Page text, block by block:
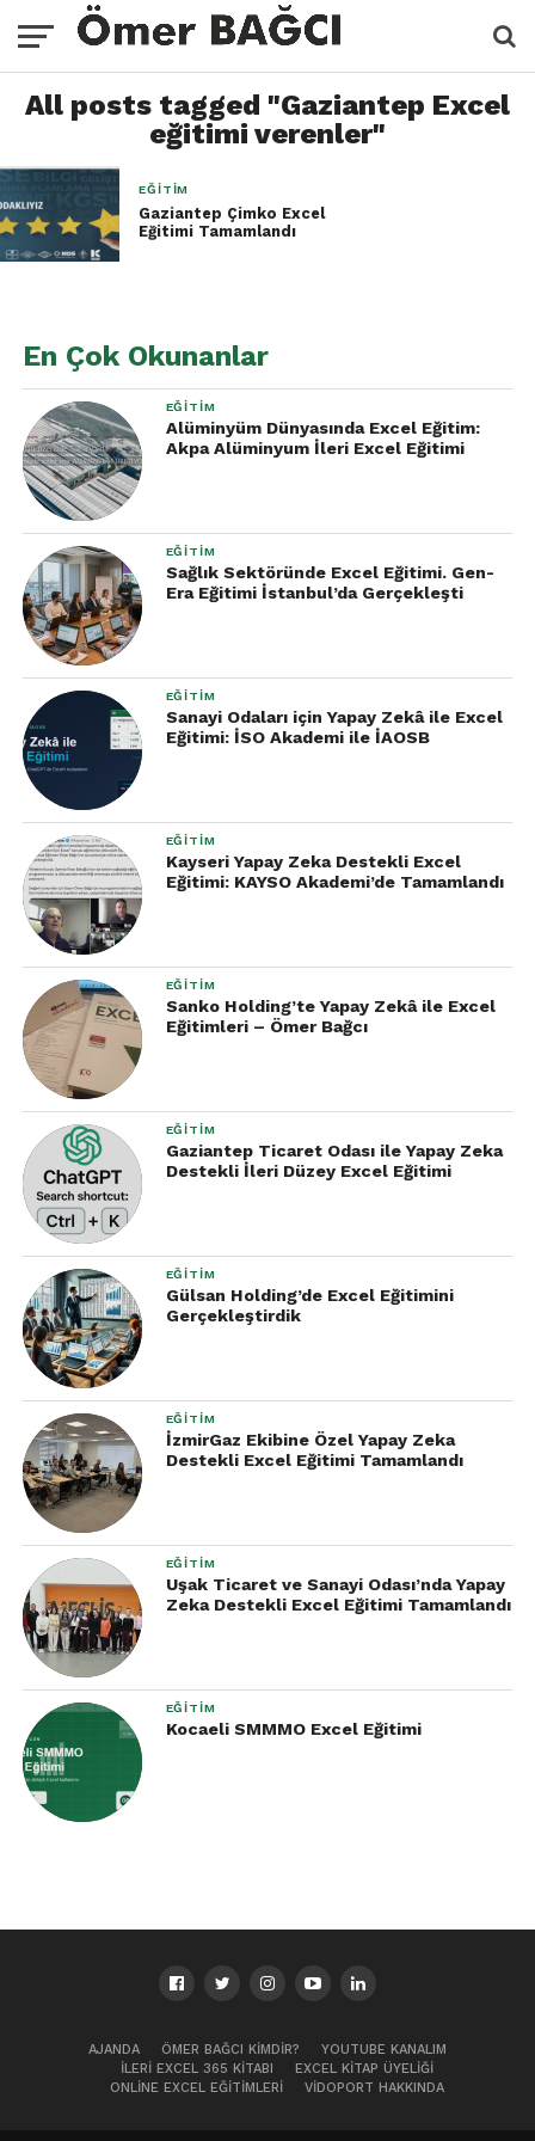
All posts tagged "Gaziantep Excel
eğitimi verenler"
EĞITIM
Gaziantep Çimko Excel
Eğitimi Tamamlandı
En Çok Okunanlar
EĞITIM
Alüminyüm Dünyasında Excel Eğitim:
Akpa Alüminyum İleri Excel Eğitimi
EĞITIM
Sağlık Sektöründe Excel Eğitimi. Gen-
Era Eğitimi İstanbul’da Gerçekleşti
EĞITIM
Sanayi Odaları için Yapay Zekâ ile Excel
Eğitimi: İSO Akademi ile İAOSB
EĞITIM
Kayseri Yapay Zeka Destekli Excel
Eğitimi: KAYSO Akademi’de Tamamlandı
EĞITIM
Sanko Holding’te Yapay Zekâ ile Excel
Eğitimleri – Ömer Bağcı
EĞITIM
Gaziantep Ticaret Odası ile Yapay Zeka
Destekli İleri Düzey Excel Eğitimi
EĞITIM
Gülsan Holding’de Excel Eğitimini
Gerçekleştirdik
EĞITIM
İzmirGaz Ekibine Özel Yapay Zeka
Destekli Excel Eğitimi Tamamlandı
EĞITIM
Uşak Ticaret ve Sanayi Odası’nda Yapay
Zeka Destekli Excel Eğitimi Tamamlandı
EĞITIM
Kocaeli SMMMO Excel Eğitimi
AJANDA ÖMER BAĞCI KIMDIR?
YOUTUBE KANALIM
İLERI EXCEL 365 KITABI
EXCEL KITAP ÜYELIĞI
ONLINE EXCEL EĞITIMLERI
VIDOPORT HAKKINDA